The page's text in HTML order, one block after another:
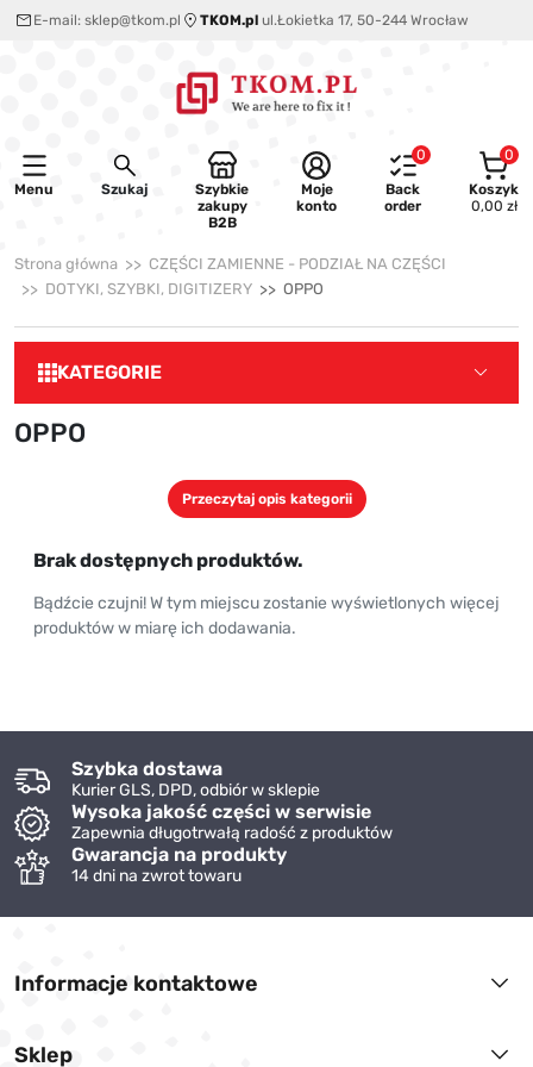
E-mail: sklep@tkom.pl TKOM.pl ul.Łokietka 17, 50-244 Wrocław
Menu Szukaj
Szybkie
zakupy
B2B
Moje
konto
0
Back
order
0
Koszyk
0,00 zł
Strona główna
CZĘŚCI ZAMIENNE - PODZIAŁ NA CZĘŚCI
DOTYKI, SZYBKI, DIGITIZERY
OPPO
KATEGORIE
OPPO
Przeczytaj opis kategorii
Brak dostępnych produktów.
Bądźcie czujni! W tym miejscu zostanie wyświetlonych więcej
produktów w miarę ich dodawania.
Szybka dostawa
Kurier GLS, DPD, odbiór w sklepie
Wysoka jakość części w serwisie
Zapewnia długotrwałą radość z produktów
Gwarancja na produkty
14 dni na zwrot towaru
Informacje kontaktowe
Sklep